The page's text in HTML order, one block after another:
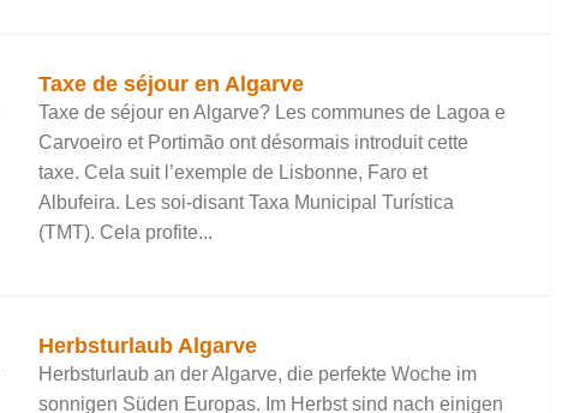
Taxe de séjour en Algarve
Taxe de séjour en Algarve? Les communes de Lagoa e
Carvoeiro et Portimão ont désormais introduit cette
taxe. Cela suit l’exemple de Lisbonne, Faro et
Albufeira. Les soi-disant Taxa Municipal Turística
(TMT). Cela profite...
Herbsturlaub Algarve
Herbsturlaub an der Algarve, die perfekte Woche im
sonnigen Süden Europas. Im Herbst sind nach einigen